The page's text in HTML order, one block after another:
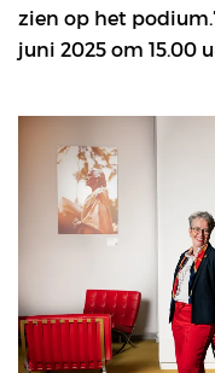
zien op het
juni 2025 om 15.00